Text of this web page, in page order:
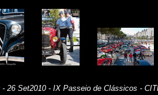
- 26 Set2010 - IX Passeio de Clássicos -